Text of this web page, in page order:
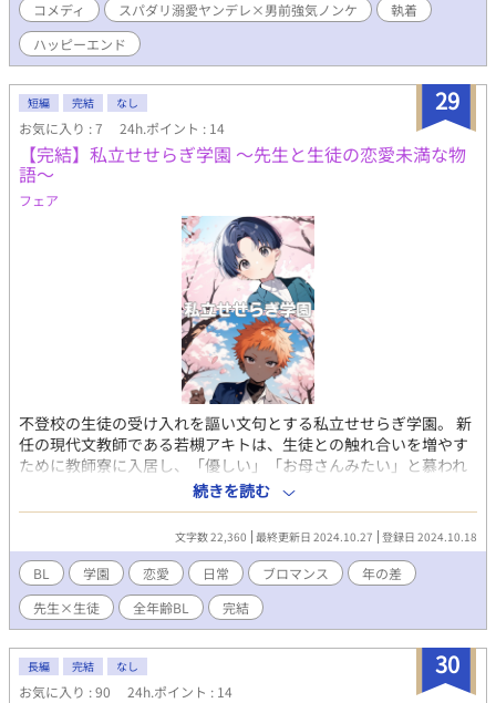
法を使うイグニスにお仕置きされて蔓で縛られるグラキエスだっ
たが、経験豊富さで徐々に絡め取る側へ――。 世界共通の敵であ
る闇魔法結社の陰謀を、薔薇の精霊魔法で凌駕するイグニスと、
すBLファンタジー！ スパダリ溺愛ヤンデレ副団長×男前強気ノン
ケ団長のじれじれラブロマンス！ ✦全43話(番外編有)完結済。
✦BL処女作です！ 温かい目で読んでもらえたら嬉しいです。(少し
でも推せる！同志、ファンと感じたら、ブクマして貰えると大変
嬉しいです！) ✦R18回や、要素(ボディタッチ)に印はつけていま
せん。攻め以外から、お触り程度のボディタッチ有り。 ✦本番で
はないですが、攻め以外の軽め、性的描写に近いシーンには
『※』マークをつけているのでご注意下さい。 ✦◯.5輪…番外編
となります。主にグラキエス編。それ以外、本編とは繋がってい
ません。 ✦番外編…本当の本編外になります。 ✦本編完結後、後
日談or番外編を書く場合は、短編集などで新規投稿するかもで
す。 ©2026 kurehaCorp. 【無断転載使用AI学習全て禁止】All
rights reserved. 投稿日：2025年10月25日 完結日：2025年11月
コメディ
スパダリ溺愛ヤンデレ×男前強気ノンケ
執着
ハッピーエンド
29
短編 完結 なし
お気に入り : 7 24h.ポイント : 14
【完結】私立せせらぎ学園 〜先生と生徒の恋愛未満な物
語〜
フェア
不登校の生徒の受け入れを謳い文句とする私立せせらぎ学園。 新
任の現代文教師である若槻アキトは、生徒との触れ合いを増やす
ために教師寮に入居し、「優しい」「お母さんみたい」と慕われ
る存在である。 彼が向き合うのは、声優志望で儚げな少年、天音
レイ。 また、授業中に大声を出したり教師の胸倉を掴んだりする
不良少年 の鳴海リュウ とも交流する。 この物語は、若槻アキト
が生徒たちの抱える深い問題や心の傷と真摯に向き合っていく姿
を描く。 昔作ったノベルゲームを原作に加筆訂正してみました。
続きを読む
文字数 22,360 最終更新日 2024.10.27 登録日 2024.10.18
BL 学園 恋愛 日常 ブロマンス
年の差
先生×生徒
全年齢BL 完結
30
長編 完結 なし
お気に入り : 90 24h.ポイント : 14